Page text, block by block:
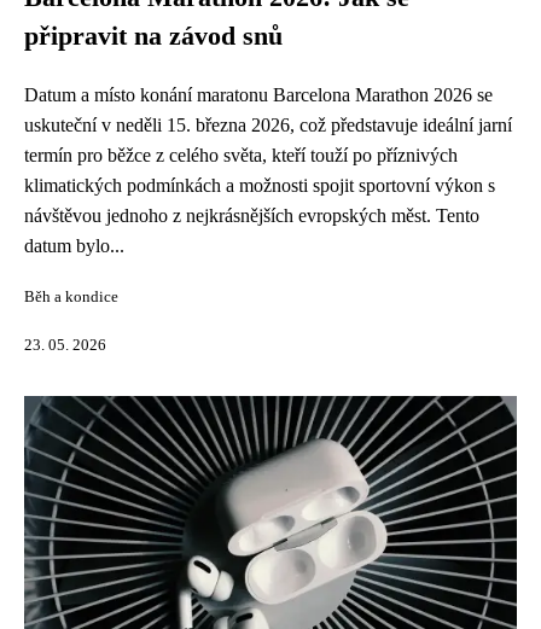
připravit na závod snů
Datum a místo konání maratonu Barcelona Marathon 2026 se
uskuteční v neděli 15. března 2026, což představuje ideální jarní
termín pro běžce z celého světa, kteří touží po příznivých
klimatických podmínkách a možnosti spojit sportovní výkon s
návštěvou jednoho z nejkrásnějších evropských měst. Tento
datum bylo...
Běh a kondice
23. 05. 2026